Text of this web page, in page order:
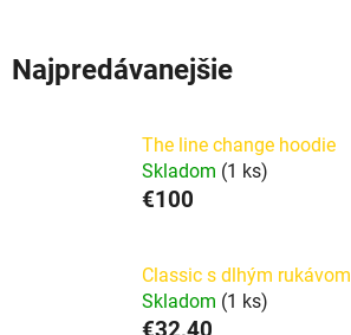
Najpredávanejšie
The line change hoodie
Skladom (1 ks)
€100
Classic s dlhým rukávom
Skladom (1 ks)